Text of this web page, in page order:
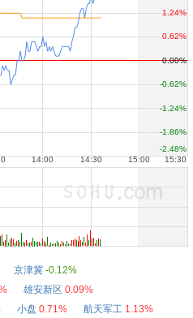
京津冀 -0.12%
雄安新区 0.09%
小盘 0.71% 航天军工 1.13%